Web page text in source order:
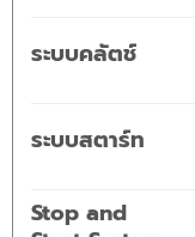
ระบบคลัตช์
ระบบสตาร์ท
Stop and